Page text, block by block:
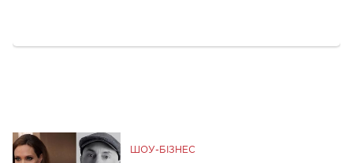
ШОУ-БІЗНЕС